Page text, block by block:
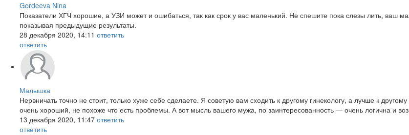
Gordeeva Nina
Показатели ХГЧ хорошие, а УЗИ может и ошибаться, так как срок у вас маленький. Не спешите пока слезы лить, ваш
показывая предыдущие результаты.
28 декабря 2020, 14:11 ответить
ответить
Малышка
Нервничать точно не стоит, только хуже себе сделаете. Я советую вам сходить к другому гинекологу, а лучше к
очень хороший, не похоже что есть проблемы. А вот мысль вашего мужа, по заинтересованность — очень логична и
13 декабря 2020, 11:47 ответить
ответить